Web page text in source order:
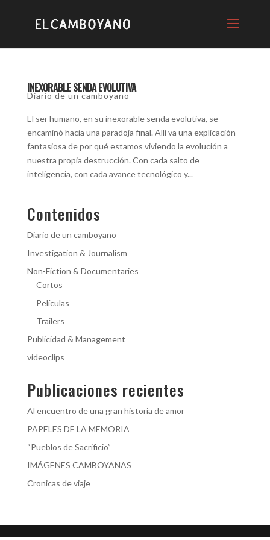
INEXORABLE SENDA EVOLUTIVA
Diario de un camboyano
El ser humano, en su inexorable senda evolutiva, se
encaminó hacia una paradoja final. Allí va una explicación
fantasiosa de por qué estamos viviendo la evolución a
nuestra propia destrucción. Con cada salto de
inteligencia, con cada avance tecnológico y...
Contenidos
Diario de un camboyano
Investigation & Journalism
Non-Fiction & Documentaries
Cortos
Películas
Trailers
Publicidad & Management
videoclips
Publicaciones recientes
Al encuentro de una gran historia de amor
PAPELES DE LA MEMORIA
“Pueblos de Sacrificio”
IMÁGENES CAMBOYANAS
Cronicas de viaje